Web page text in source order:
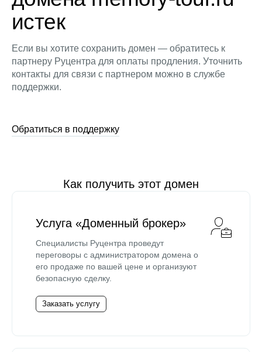
истек
Если вы хотите сохранить домен — обратитесь к
партнеру Руцентра для оплаты продления. Уточнить
контакты для связи с партнером можно в службе
поддержки.
Обратиться в поддержку
Как получить этот домен
Услуга «Доменный брокер»
Специалисты Руцентра проведут
переговоры с администратором домена о
его продаже по вашей цене и организуют
безопасную сделку.
Заказать услугу